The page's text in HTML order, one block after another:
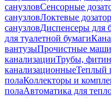
санузловСенсорные
санузловЛоктевые
санузловДиспенсеры для
для туалетной бумаги
вантузыПрочистные
канализацииТрубы,
канализационныеТеплый
полаКоллекторы и
полаАвтоматика для